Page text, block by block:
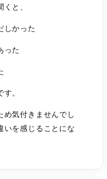
と、
しかった
った
。
め気付きませんでし
いを感じることにな